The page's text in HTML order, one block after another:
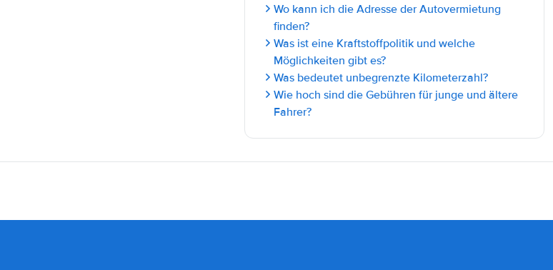
Wo kann ich die Adresse der Autovermietung
finden?
Was ist eine Kraftstoffpolitik und welche
Möglichkeiten gibt es?
Was bedeutet unbegrenzte Kilometerzahl?
Wie hoch sind die Gebühren für junge und ältere
Fahrer?